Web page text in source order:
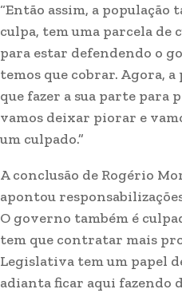
“Então assim, a população
culpa, tem uma parcela de
para estar defendendo o
temos que cobrar. Agora,
que fazer a sua parte para
vamos deixar piorar e
um culpado.”
A conclusão de Rogério
apontou
O governo também é
tem que contratar mais
Legislativa tem um papel
adianta ficar aqui fazendo